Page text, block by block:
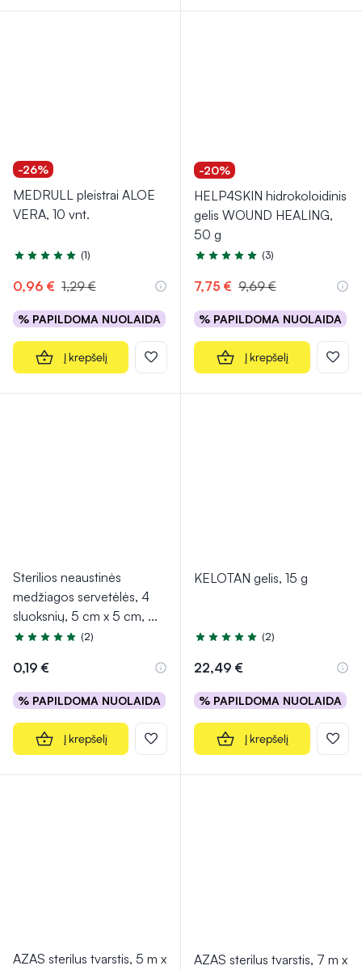
-26%
MEDRULL pleistrai ALOE
VERA, 10 vnt.
Įvertinimas 5.0 iš 5
(1)
0,96 € 1,29 €
% PAPILDOMA NUOLAIDA
Į krepšelį
-20%
HELP4SKIN hidrokoloidinis
gelis WOUND HEALING,
50 g
Įvertinimas 5.0 iš 5
(3)
7,75 € 9,69 €
% PAPILDOMA NUOLAIDA
Į krepšelį
Sterilios neaustinės
medžiagos servetėlės, 4
sluoksnių, 5 cm x 5 cm, ...
Įvertinimas 5.0 iš 5
(2)
0,19 €
% PAPILDOMA NUOLAIDA
Į krepšelį
KELOTAN gelis, 15 g
Įvertinimas 5.0 iš 5
(2)
22,49 €
% PAPILDOMA NUOLAIDA
Į krepšelį
AZAS sterilus tvarstis, 5 m x AZAS sterilus tvarstis, 7 m x